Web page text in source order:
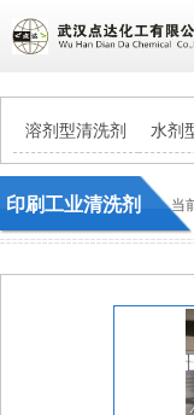
溶剂型清洗剂 水剂
当
印刷工业清洗剂